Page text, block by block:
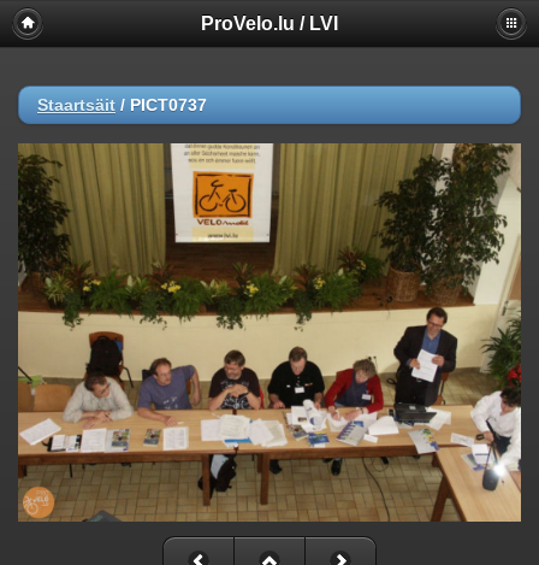
ProVelo.lu / LVI
Staartsäit / PICT0737